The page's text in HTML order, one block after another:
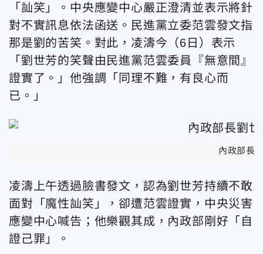
「訕笑」。中央應變中心嚴正澄清並表示將針
對不實訊息依法函送。民進黨立委范雲發文指
那是劉的苦笑。對此，凌濤今（6日）表示
「劉世芳的笑聲由民進黨范雲委員『無意間』
證實了。」他強調「同理不難，有良心而
已。」
內政部長
凌濤上午透過臉書發文，認為劉世芳持續不敢
面對「魔性訕笑」，卻遭范雲證實，中央災害
應變中心喊告；他樂觀其成，內政部剛好「自
證己罪」。